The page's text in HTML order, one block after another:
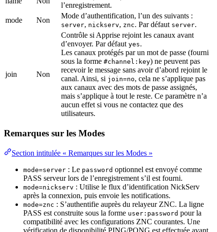
l’enregistrement.
mode
Non
Mode d’authentification, l’un des suivants :
server, nickserv, znc. Par défaut server.
join Non
Contrôle si Apprise rejoint les canaux avant
d’envoyer. Par défaut yes.
Les canaux protégés par un mot de passe (fourni
sous la forme #channel:key) ne peuvent pas
recevoir le message sans avoir d’abord rejoint le
canal. Ainsi, si join=no, cela ne s’applique pas
aux canaux avec des mots de passe assignés,
mais s’applique à tout le reste. Ce paramètre n’a
aucun effet si vous ne contactez que des
utilisateurs.
Remarques sur les Modes
Section intitulée « Remarques sur les Modes »
mode=server : Le password optionnel est envoyé comme
PASS serveur lors de l’enregistrement s’il est fourni.
mode=nickserv : Utilise le flux d’identification NickServ
après la connexion, puis envoie les notifications.
mode=znc : S’authentifie auprès du relayeur ZNC. La ligne
PASS est construite sous la forme user:password pour la
compatibilité avec les configurations ZNC courantes. Une